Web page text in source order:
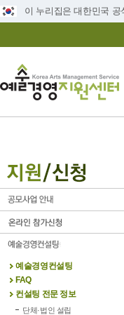
이 누리집은 대한민국
예술경영컨설팅
FAQ
컨설팅 전문 정보
단체·법인 설립